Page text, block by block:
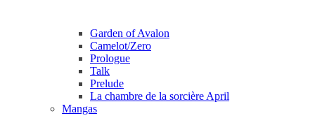
Garden of Avalon
Camelot/Zero
Prologue
Talk
Prelude
La chambre de la sorcière April
Mangas